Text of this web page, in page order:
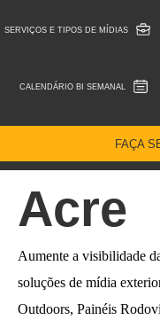
SERVIÇOS E TIPOS DE MÍDIAS
CALENDÁRIO BI SEMANAL
FAÇA
Acre
Aumente a visibilidade
soluções de mídia
Outdoors, Painéis